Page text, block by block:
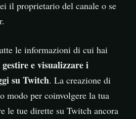
il proprietario del canale o se
le informazioni di cui hai
e visualizzare i
su Twitch. La creazione di
modo per coinvolgere la tua
le tue dirette su Twitch ancora